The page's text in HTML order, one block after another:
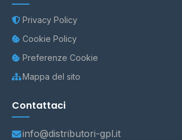
Privacy Policy
Cookie Policy
Preferenze Cookie
Mappa del sito
Contattaci
info@distributori-gpl.it